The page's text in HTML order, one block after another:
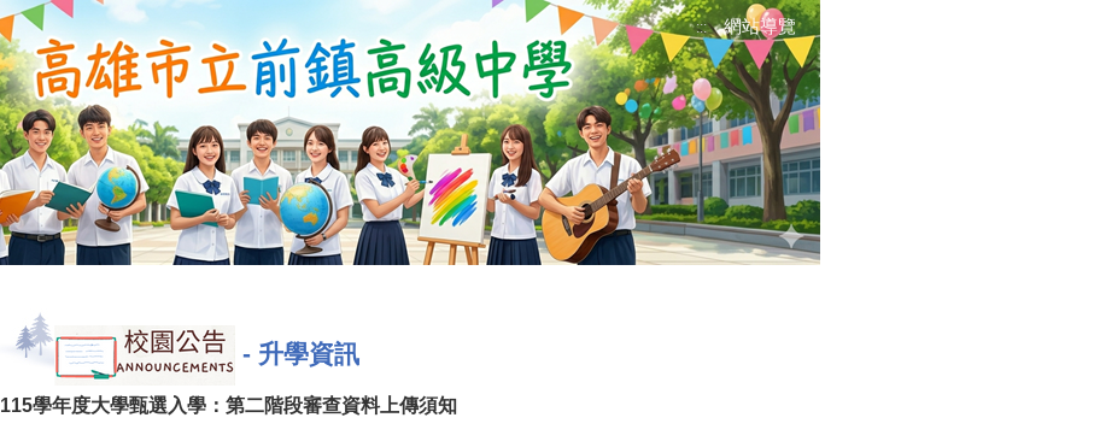
::: 網站導覽
- 升學資訊
115學年度大學甄選入學：第二階段審查資料上傳須知